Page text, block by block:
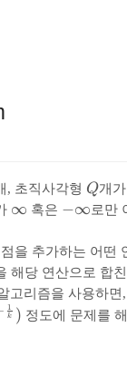
, 초직사각형 Q
Q개
\
n
f
t
y
∞ 혹은 -
i
n
f
t
y
−∞로만
을 추가하는 어떤
해당 연산으로 합
고리즘을 사용하
k
1 ) 정도에 문제를